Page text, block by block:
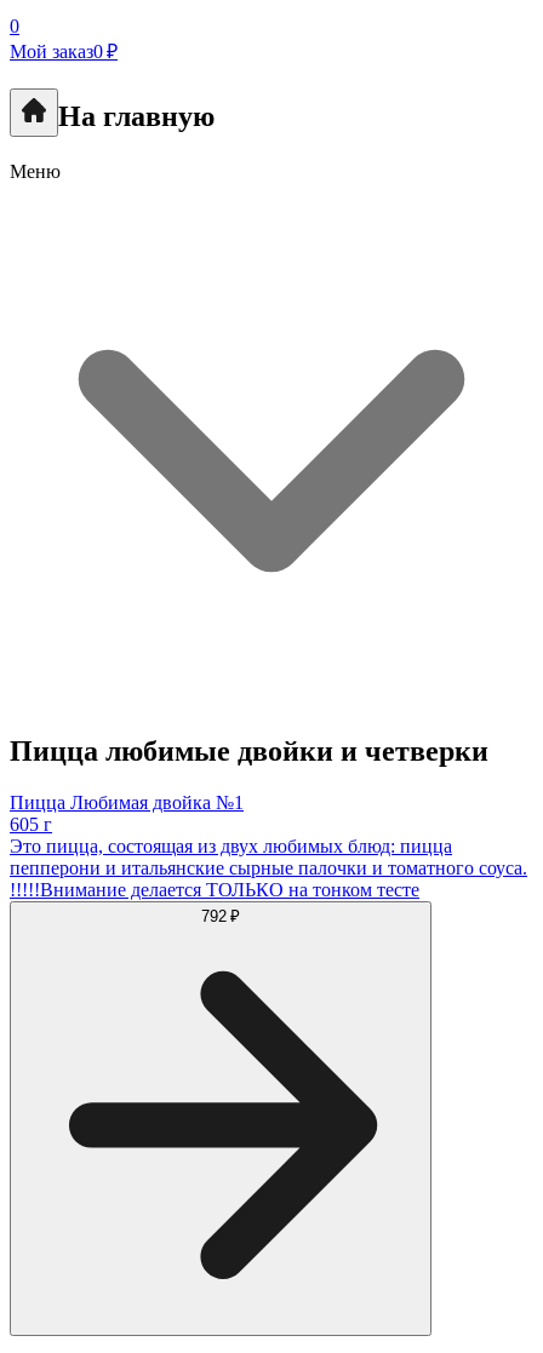
0
Мой заказ0 ₽
На главную
Меню
Пицца любимые двойки и четверки
Пицца Любимая двойка №1
605 г
Это пицца, состоящая из двух любимых блюд: пицца
пепперони и итальянские сырные палочки и томатного соуса.
!!!!!Внимание делается ТОЛЬКО на тонком тесте
792 ₽